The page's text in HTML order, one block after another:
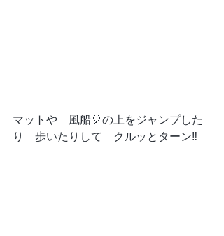
マットや　風船🎈の上をジャンプした
り　歩いたりして　クルッとターン‼️